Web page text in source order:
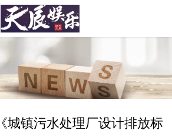
城镇污水处理厂设计排放标